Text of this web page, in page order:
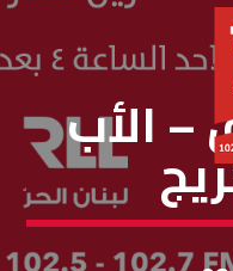
– الأب